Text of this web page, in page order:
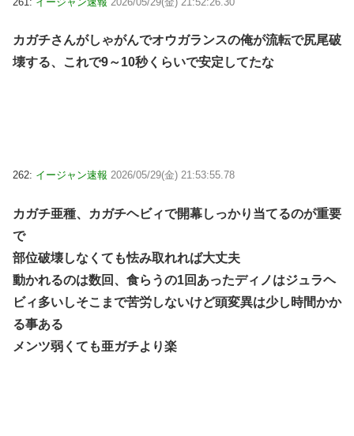
カガチさんがしゃがんでオウガランスの俺が流転で尻尾破
壊する、これで9～10秒くらいで安定してたな
262: イージャン速報 2026/05/29(金) 21:53:55.78
カガチ亜種、カガチヘビィで開幕しっかり当てるのが重要
で
部位破壊しなくても怯み取れれば大丈夫
動かれるのは数回、食らうの1回あったディノはジュラヘ
ビィ多いしそこまで苦労しないけど頭変異は少し時間かか
る事ある
メンツ弱くても亜ガチより楽